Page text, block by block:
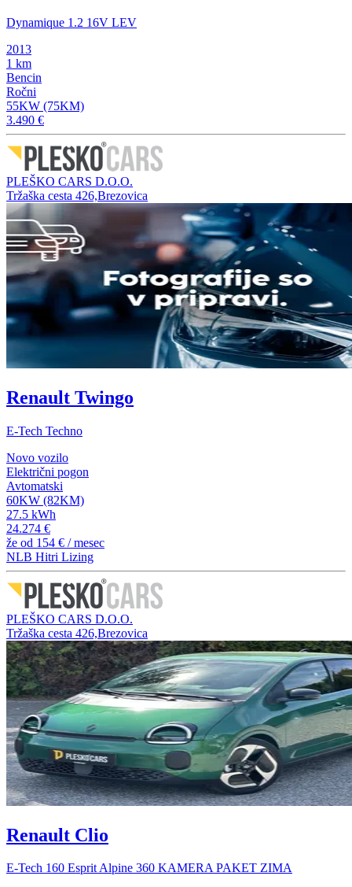
Dynamique 1.2 16V LEV
2013
1 km
Bencin
Ročni
55KW (75KM)
3.490 €
PLEŠKO CARS D.O.O.
Tržaška cesta 426,Brezovica
Renault Twingo
E-Tech Techno
Novo vozilo
Električni pogon
Avtomatski
60KW (82KM)
27.5 kWh
24.274 €
že od 154 € / mesec
NLB Hitri Lizing
PLEŠKO CARS D.O.O.
Tržaška cesta 426,Brezovica
Renault Clio
E-Tech 160 Esprit Alpine 360 KAMERA PAKET ZIMA